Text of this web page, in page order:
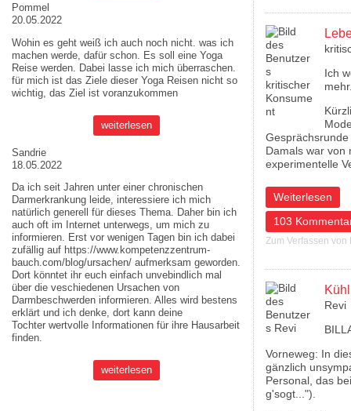
Pommel
20.05.2022
Wohin es geht weiß ich auch noch nicht. was ich
machen werde, dafür schon. Es soll eine Yoga
Reise werden. Dabei lasse ich mich überraschen.
für mich ist das Ziele dieser Yoga Reisen nicht so
wichtig, das Ziel ist voranzukommen
weiterlesen
Sandrie
18.05.2022
Da ich seit Jahren unter einer chronischen
Darmerkrankung leide, interessiere ich mich
natürlich generell für dieses Thema. Daher bin ich
auch oft im Internet unterwegs, um mich zu
informieren. Erst vor wenigen Tagen bin ich dabei
zufällig auf https://www.kompetenzzentrum-
bauch.com/blog/ursachen/ aufmerksam geworden.
Dort könntet ihr euch einfach unvebindlich mal
über die veschiedenen Ursachen von
Darmbeschwerden informieren. Alles wird bestens
erklärt und ich denke, dort kann deine
Tochter wertvolle Informationen für ihre Hausarbeit
finden.
weiterlesen
Ich
Gesprächsrunde
Damals war von
experimentelle
Weiterlesen
über
103
Zum Verfassen
Revi
Vorneweg: In
gänzlich
Personal, das
g'sogt...").